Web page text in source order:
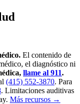
El contenido de
el diagnóstico ni
llame al 911.
(415) 552-3870. Para
. Limitaciones auditivas
Más recursos →